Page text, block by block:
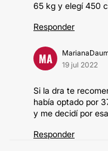
65 kg y elegí 450
Responder
MA
19 jul 2022
Si la dra te
había optado por
y me decidí por
Responder